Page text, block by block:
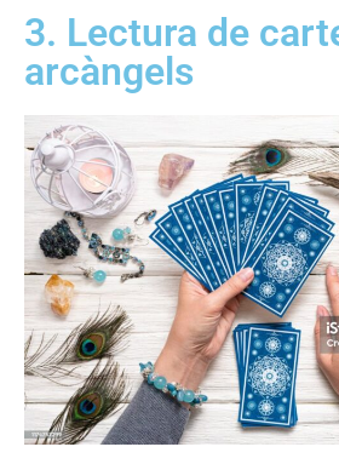
3. Lectura de
arcàngels